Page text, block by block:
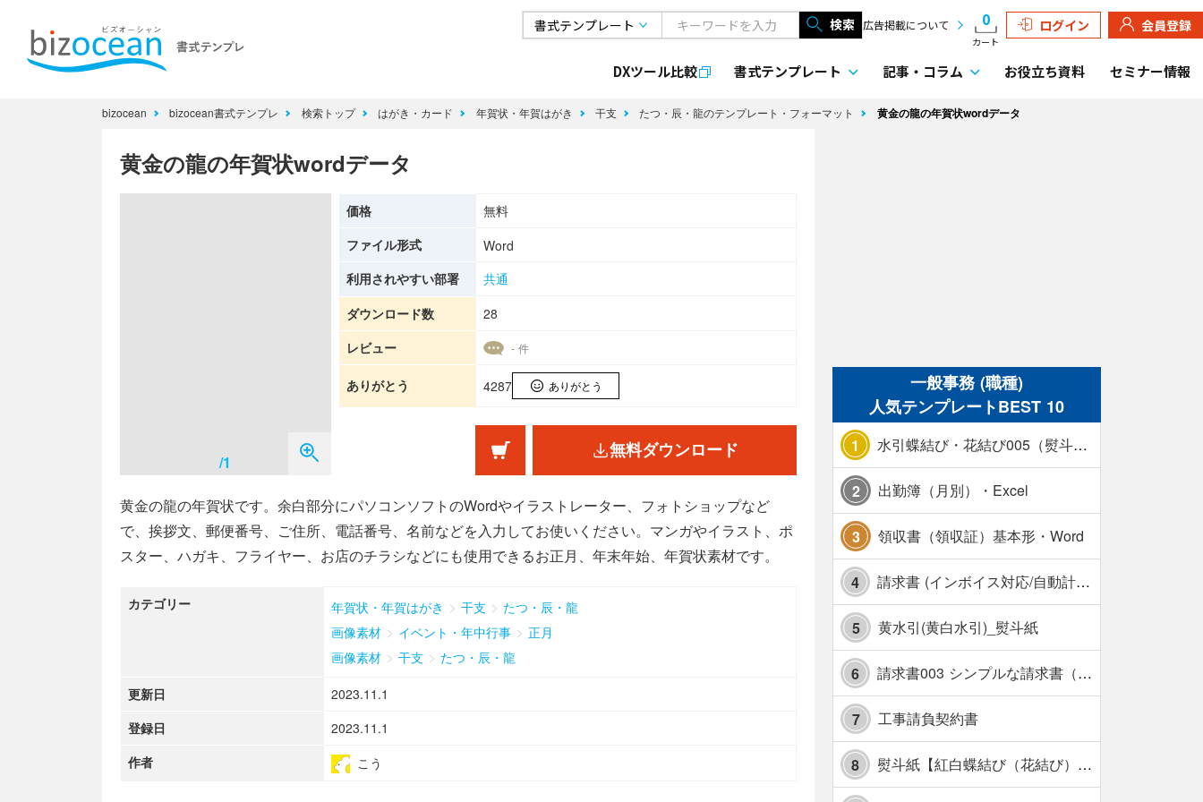
検索 広告掲載について 0
カート
ログイン 会員登録
DXツール比較 書式テンプレート 記事・ コラム お役立ち資料 セミナー情報
bizocean bizocean書式テンプレ 検索トップ はがき・カード 年賀状・年賀はがき 干支 たつ・辰・龍のテンプレート・フォーマット 黄金の龍の年賀状wordデータ
黄金の龍の年賀状wordデータ
/1
価格
無料
ファイル形式
Word
利用されやすい部署
共通
ダウンロード数
28
レビュー
- 件
ありがとう 4287 ありがとう
無料ダウンロード
黄金の龍の年賀状です。余白部分にパソコンソフトのWordやイラストレーター、フォトショップなど
で、挨拶文、郵便番号、ご住所、電話番号、名前などを入力してお使いください。マンガやイラスト、ポ
スター、ハガキ、フライヤー、お店のチラシなどにも使用できるお正月、年末年始、年賀状素材です。
カテゴリー 年賀状・年賀はがき > 干支 > たつ・辰・龍
画像素材 > イベント・年中行事 > 正月
画像素材 > 干支 > たつ・辰・龍
更新日
2023.11.1
登録日
2023.11.1
作者
こう
一般事務 (職種)
人気テンプレートBEST 10
1 水引蝶結び・花結び005（熨斗あり）
2 出勤簿（月別）・Excel
3 領収書（領収証）基本形・Word
4 請求書 (インボイス対応/自動計算/A4 縦) カラー 使い方解説あり
5 黄水引(黄白水引)_熨斗紙
6 請求書003 シンプルな請求書（消費税10％対応）
7 工事請負契約書
8 熨斗紙【紅白蝶結び（花結び）・水引7本】・Excel